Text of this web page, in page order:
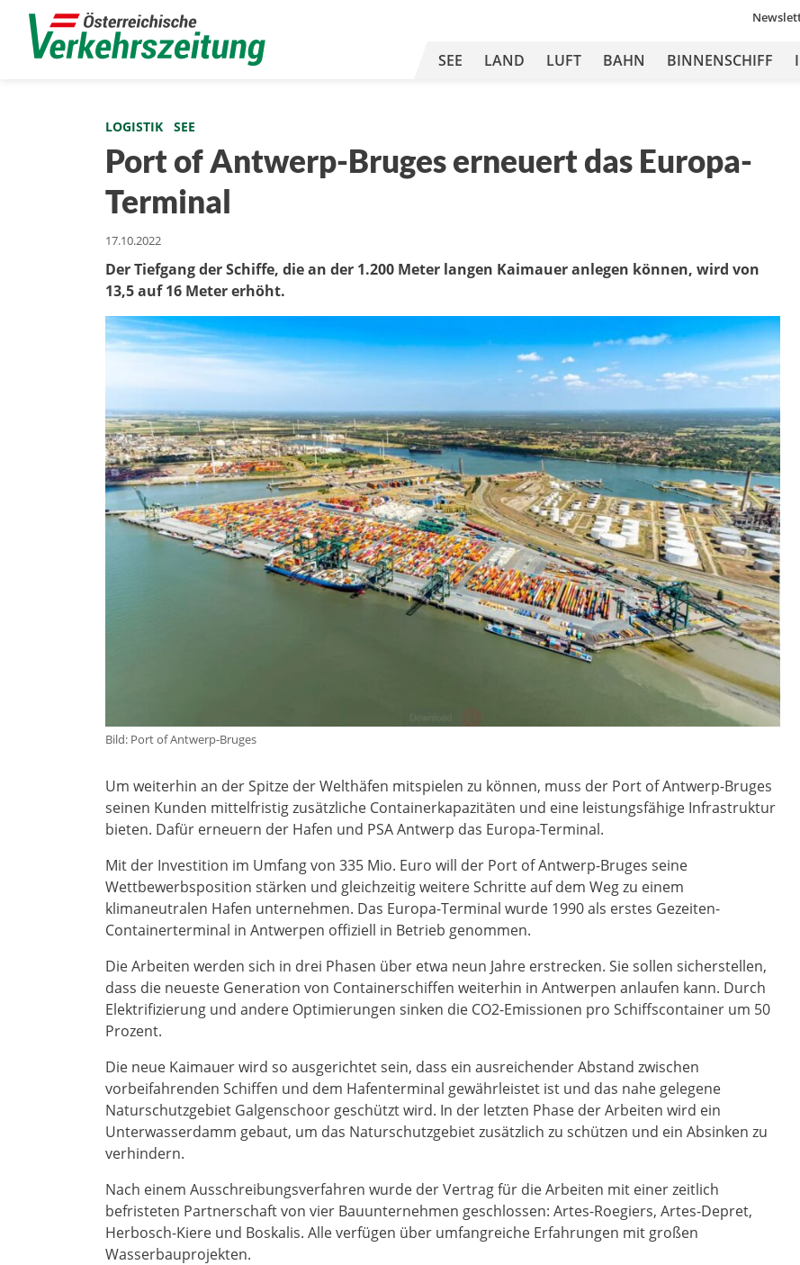
SEE LAND LUFT BAHN BINNENSCHIFF
LOGISTIK SEE
Port of Antwerp-Bruges erneuert das Europa-
Terminal
17.10.2022
Der Tiefgang der Schiffe, die an der 1.200 Meter langen Kaimauer anlegen können, wird von
13,5 auf 16 Meter erhöht.
Bild: Port of Antwerp-Bruges
Um weiterhin an der Spitze der Welthäfen mitspielen zu können, muss der Port of Antwerp-Bruges
seinen Kunden mittelfristig zusätzliche Containerkapazitäten und eine leistungsfähige Infrastruktur
bieten. Dafür erneuern der Hafen und PSA Antwerp das Europa-Terminal.
Mit der Investition im Umfang von 335 Mio. Euro will der Port of Antwerp-Bruges seine
Wettbewerbsposition stärken und gleichzeitig weitere Schritte auf dem Weg zu einem
klimaneutralen Hafen unternehmen. Das Europa-Terminal wurde 1990 als erstes Gezeiten-
Containerterminal in Antwerpen offiziell in Betrieb genommen.
Die Arbeiten werden sich in drei Phasen über etwa neun Jahre erstrecken. Sie sollen sicherstellen,
dass die neueste Generation von Containerschiffen weiterhin in Antwerpen anlaufen kann. Durch
Elektrifizierung und andere Optimierungen sinken die CO2-Emissionen pro Schiffscontainer um 50
Prozent.
Die neue Kaimauer wird so ausgerichtet sein, dass ein ausreichender Abstand zwischen
vorbeifahrenden Schiffen und dem Hafenterminal gewährleistet ist und das nahe gelegene
Naturschutzgebiet Galgenschoor geschützt wird. In der letzten Phase der Arbeiten wird ein
Unterwasserdamm gebaut, um das Naturschutzgebiet zusätzlich zu schützen und ein Absinken zu
verhindern.
Nach einem Ausschreibungsverfahren wurde der Vertrag für die Arbeiten mit einer zeitlich
befristeten Partnerschaft von vier Bauunternehmen geschlossen: Artes-Roegiers, Artes-Depret,
Herbosch-Kiere und Boskalis. Alle verfügen über umfangreiche Erfahrungen mit großen
Wasserbauprojekten.